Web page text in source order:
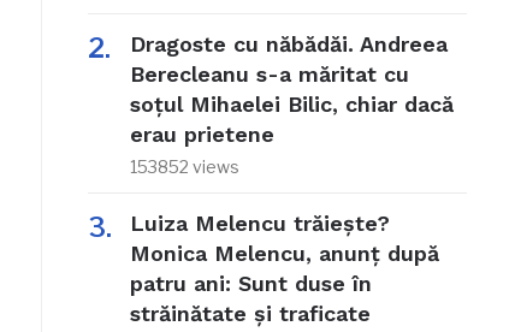
Dragoste cu năbădăi. Andreea
Berecleanu s-a măritat cu
soțul Mihaelei Bilic, chiar dacă
erau prietene
153852 views
Luiza Melencu trăiește?
Monica Melencu, anunț după
patru ani: Sunt duse în
străinătate și traficate